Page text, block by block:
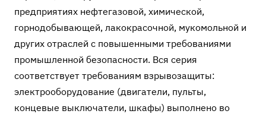
предприятиях нефтегазовой, химической,
горнодобывающей, лакокрасочной, мукомольной и
других отраслей с повышенными требованиями
промышленной безопасности. Вся серия
соответствует требованиям взрывозащиты:
электрооборудование (двигатели, пульты,
концевые выключатели, шкафы) выполнено во